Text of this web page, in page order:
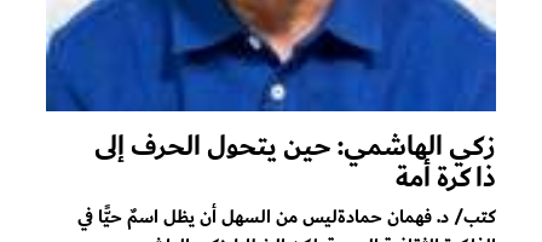
زكي الهاشمي: حين يتحول الحرف إلى
ذاكرة أمة
كتب/ د. فهمان حمادةليس من السهل أن يظل اسمٌ حيًّا في